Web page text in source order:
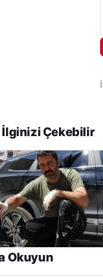
İlginizi Çekebilir
Okuyun